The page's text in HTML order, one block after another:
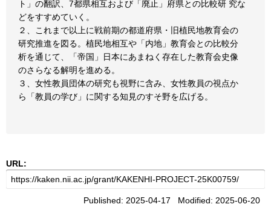
ト」の翻訳、7都県相互および「廃止」府県との比較研 究な
どをすすめていく。
２、これまで以上に戦前期の都道府県・旧植民地教育会の
研究推進を図る。植民地相互や「内地」教育会との比較分
析を通じて、「帝国」日本にあまねく存在した教育会史像
のさらなる解明を進める。
３、女性教員団体の研究も視野に含み、女性教員の視点か
ら「教員の学び」に関する知見のすそ野を広げる。
URL:
Published: 2025-04-17 Modified: 2025-06-20